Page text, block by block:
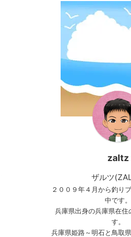
zaltz
ザルツ
２００９年４月から釣り
中です。
兵庫県出身の兵庫県在住
す。
兵庫県姫路～明石と鳥取